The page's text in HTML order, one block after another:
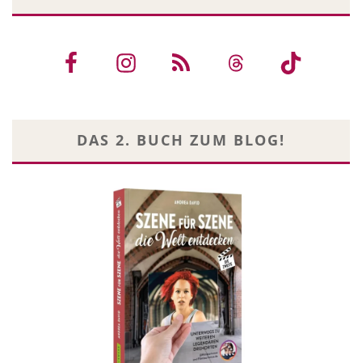
DAS 2. BUCH ZUM BLOG!